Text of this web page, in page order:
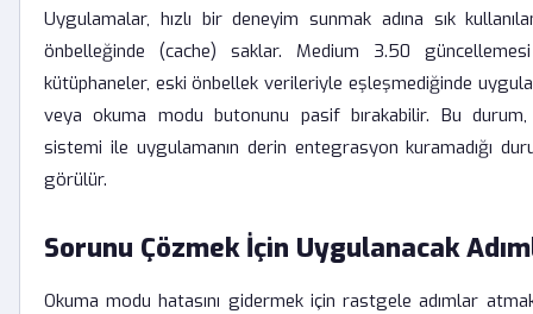
Uygulamalar, hızlı bir deneyim sunmak adına sık
önbelleğinde (cache) saklar. Medium 3.50
kütüphaneler, eski önbellek verileriyle eşleşmediğinde
veya okuma modu butonunu pasif bırakabilir. Bu
sistemi ile uygulamanın derin entegrasyon kuramadığı
görülür.
Sorunu Çözmek İçin Uygulanacak
Okuma modu hatasını gidermek için rastgele adımlar